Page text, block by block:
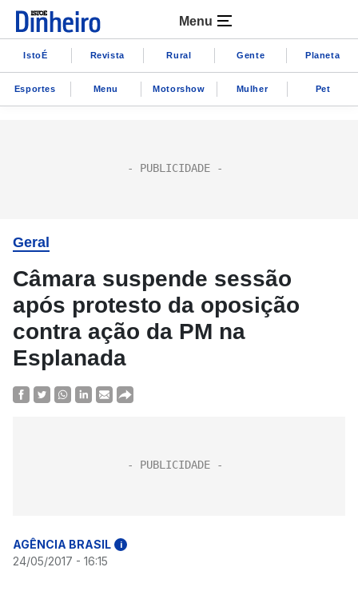
Menu
IstoÉ Revista Rural Gente Planeta
Esportes Menu Motorshow Mulher Pet
Geral
Câmara suspende sessão
após protesto da oposição
contra ação da PM na
Esplanada
AGÊNCIA BRASIL i
24/05/2017 - 16:15